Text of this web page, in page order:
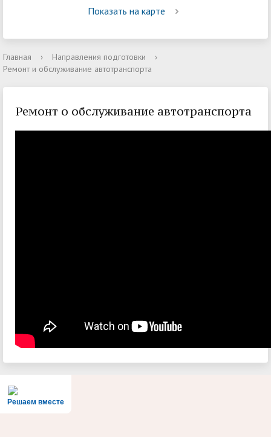
Показать на карте
Главная › Направления подготовки
›
Ремонт и обслуживание автотранспорта
Ремонт о обслуживание автотранспорта
Решаем вместе